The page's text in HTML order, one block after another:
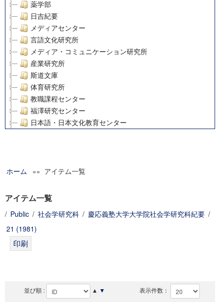
薬学部
日吉紀要
メディアセンター
言語文化研究所
メディア・コミュニケーション研究所
産業研究所
斯道文庫
体育研究所
教職課程センター
福澤研究センター
日本語・日本文化教育センター
グローバルリサーチインスティテュート
科学研究費補助金研究成果報告書
慶應義塾大学グローバルCOEプログラム市民社会ガバナンス
慶應義塾大学グローバルCOEプログラム論理と感性の先端的
学術雑誌掲載論文等(8)
ホーム »» アイテム一覧
アイテム一覧
/ Public / 社会学研究科 / 慶応義塾大学大学院社会学研究科紀要 /
21 (1981)
並び順 : ▲ ▼ 表示件数：